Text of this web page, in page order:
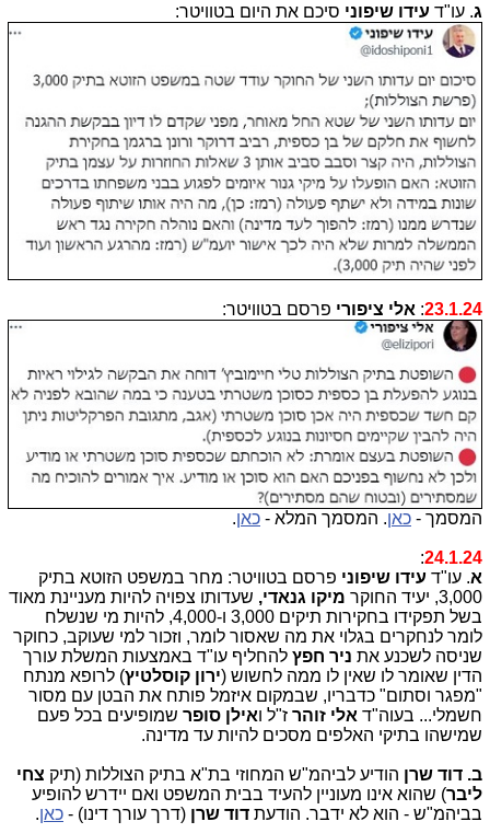
ג. עו"ד עידו שיפוני סיכם את היום בטוויטר:
23.1.24
: אלי ציפורי פרסם בטוויטר:
המסמך - כאן. המסמך המלא - כאן.
24.1.24
:
א. עו"ד עידו שיפוני פרסם בטוויטר: מחר במשפט הזוטא בתיק
3,000, יעיד החוקר
מיקו גנאדי, שעדותו צפויה להיות מעניינת מאוד
בשל תפקידו בחקירות תיקים 3,000 ו-4,000, להיות מי שנשלח
לומר לנחקרים בגלוי את מה שאסור לומר, וזכור למי שעוקב, כחוקר
שניסה לשכנע את ניר חפץ להחליף עו"ד באמצעות המשלת עורך
הדין שאומר לו שאין לו ממה לחשוש (ירון קוסלטיץ) לרופא מנתח
"מפגר וסתום" כדבריו, שבמקום איזמל פותח את הבטן עם מסור
חשמלי... בעוה"ד אלי זוהר ז"ל ואילן סופר שמופיעים בכל פעם
שמישהו בתיקי האלפים מסכים להיות עד מדינה.
ב. דוד שרן הודיע לביהמ"ש המחוזי בת"א בתיק הצוללות (תיק צחי
ליבר) שהוא אינו מעוניין להעיד בבית המשפט ואם יידרש להופיע
בביהמ"ש - הוא לא ידבר. הודעת דוד שרן (דרך עורך דינו) - כאן.